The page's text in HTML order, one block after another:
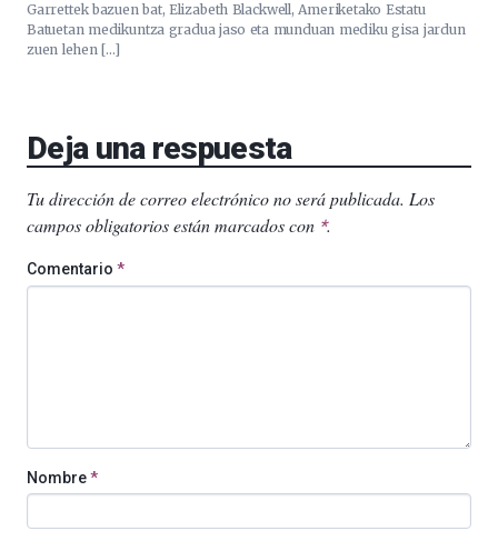
Garrettek bazuen bat, Elizabeth Blackwell, Ameriketako Estatu
Batuetan medikuntza gradua jaso eta munduan mediku gisa jardun
zuen lehen […]
Deja una respuesta
Tu dirección de correo electrónico no será publicada. Los
campos obligatorios están marcados con *.
Comentario *
Nombre*